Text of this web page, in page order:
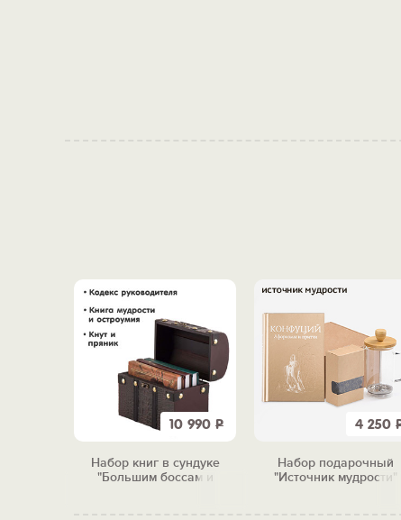
10 990 Р
Набор книг в сундуке
"Большим боссам и
4 250
Набор подарочный
"Источник мудрости"